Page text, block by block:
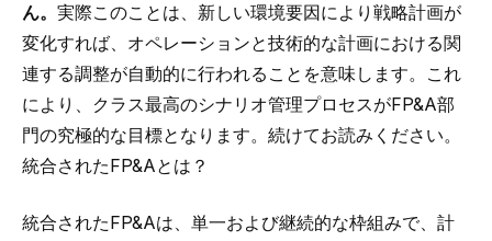
ん。 実際このことは、新しい環境要因により戦略計画が
変化すれば、オペレーションと技術的な計画における関
連する調整が自動的に行われることを意味します。これ
により、クラス最高のシナリオ管理プロセスがFP&A部
門の究極的な目標となります。続けてお読みください。
統合されたFP&Aとは？
統合されたFP&Aは、単一および継続的な枠組みで、計